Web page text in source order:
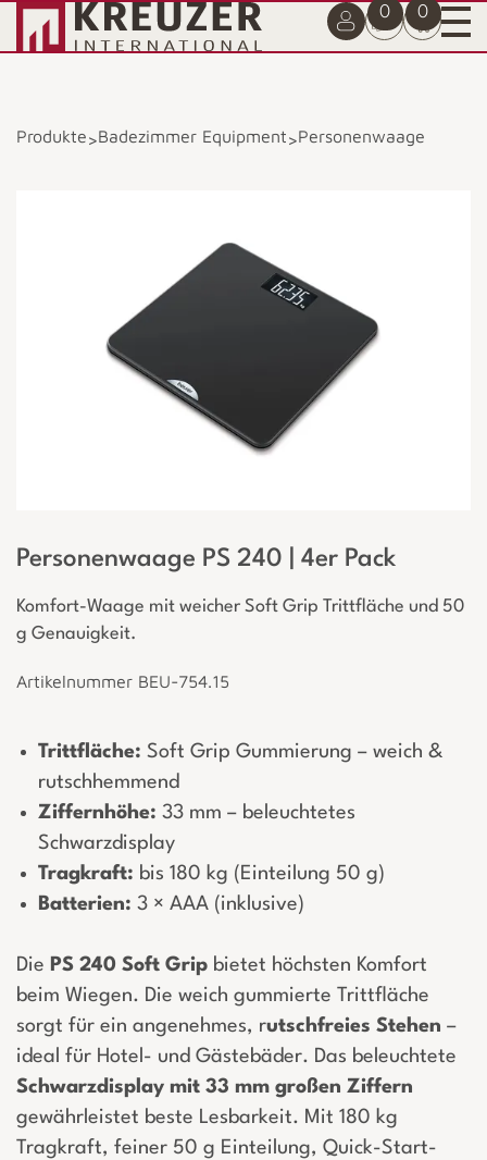
0 0
Produkte>Badezimmer Equipment>Personenwaage
Personenwaage PS 240 | 4er Pack
Komfort-Waage mit weicher Soft Grip Trittfläche und 50
g Genauigkeit.
Artikelnummer BEU-754.15
Trittfläche: Soft Grip Gummierung – weich &
rutschhemmend
Ziffernhöhe: 33 mm – beleuchtetes
Schwarzdisplay
Tragkraft: bis 180 kg (Einteilung 50 g)
Batterien: 3 × AAA (inklusive)
Die PS 240 Soft Grip bietet höchsten Komfort
beim Wiegen. Die weich gummierte Trittfläche
sorgt für ein angenehmes, rutschfreies Stehen –
ideal für Hotel- und Gästebäder. Das beleuchtete
Schwarzdisplay mit 33 mm großen Ziffern
gewährleistet beste Lesbarkeit. Mit 180 kg
Tragkraft, feiner 50 g Einteilung, Quick-Start-